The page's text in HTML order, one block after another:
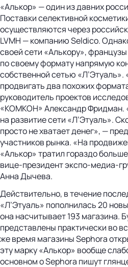
«Алькор» — один из давних
Поставки селективной
осуществляются через
LVMH — компанию Seldico.
своей сети «Алькору»,
по своему формату напрямую
собственной сетью
продвигать два похожих
руководитель проектов
«КОМКОН» Александр Фридман.
на развитие сети «Л’Этуаль».
просто не хватает денег», —
участников рынка. «На
«Алькор» тратил гораздо
вице-президент экспо-медиа-
Анна Дычева.
Действительно, в течение
«Л’Этуаль» пополнилась 20
она насчитывает 193 магазина.
представлены практически во
же время магазины Sephora
эту марку «Алькор» вообще
основном о Sephora пишут